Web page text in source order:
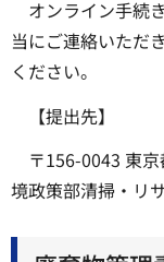
オンライン手続
当にご連絡いただ
ください。
【提出先】
〒156-0043 東
境政策部清掃・リ